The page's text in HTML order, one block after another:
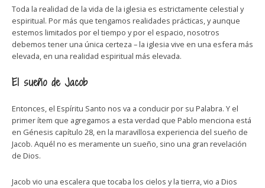
Toda la realidad de la vida de la iglesia es estrictamente celestial y
espiritual. Por más que tengamos realidades prácticas, y aunque
estemos limitados por el tiempo y por el espacio, nosotros
debemos tener una única certeza – la iglesia vive en una esfera más
elevada, en una realidad espiritual más elevada.
El sueño de Jacob
Entonces, el Espíritu Santo nos va a conducir por su Palabra. Y el
primer ítem que agregamos a esta verdad que Pablo menciona está
en Génesis capítulo 28, en la maravillosa experiencia del sueño de
Jacob. Aquél no es meramente un sueño, sino una gran revelación
de Dios.
Jacob vio una escalera que tocaba los cielos y la tierra, vio a Dios